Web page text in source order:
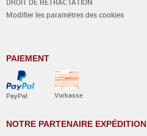
Modifier les paramètres des cookies
PAIEMENT
PayPal Vorkasse
NOTRE PARTENAIRE EXPÉDITION